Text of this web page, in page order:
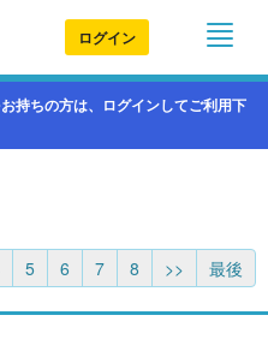
ログイン
持ちの方は、ログインしてご利用下
5 6 7 8 >> 最後